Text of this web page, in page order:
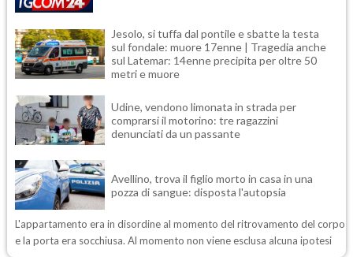
Jesolo, si tuffa dal pontile e sbatte la testa
sul fondale: muore 17enne | Tragedia anche
sul Latemar: 14enne precipita per oltre 50
metri e muore
Udine, vendono limonata in strada per
comprarsi il motorino: tre ragazzini
denunciati da un passante
Avellino, trova il figlio morto in casa in una
pozza di sangue: disposta l'autopsia
L'appartamento era in disordine al momento del ritrovamento del corpo
e la porta era socchiusa. Al momento non viene esclusa alcuna ipotesi